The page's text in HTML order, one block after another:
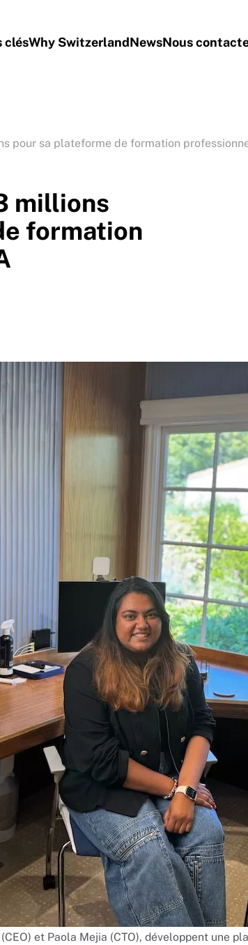
clésWhy SwitzerlandNewsNous
pour sa plateforme de formation
millions
formation
et Paola Mejia (CTO), développent une